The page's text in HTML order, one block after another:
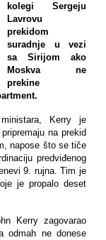
kolegi Sergeju
Lavrovu
prekidom
suradnje u vezi
sa Sirijom ako
Moskva ne
prekine
Kerry je
na prekid
napose što se tiče
predviđenog
9. rujna. Tim je
je propalo deset
Kerry zagovarao
odmah ne donese